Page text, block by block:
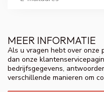
MEER INFORMATIE
Als u vragen hebt over onze
dan onze
bedrijfsgegevens,
verschillende manieren om